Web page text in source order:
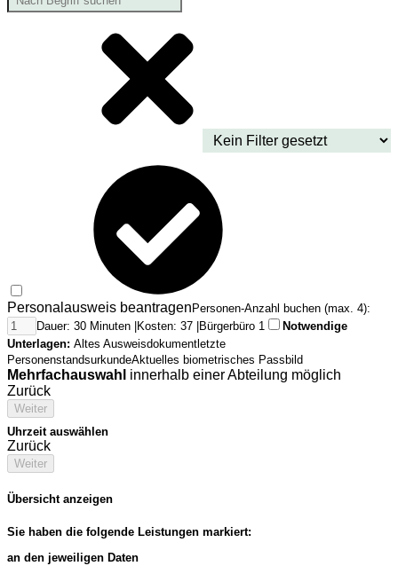
Personalausweis beantragenPersonen-Anzahl buchen (max. 4):
Dauer: 30 Minuten |Kosten: 37 |Bürgerbüro 1
Notwendige
Unterlagen: Altes Ausweisdokumentletzte
PersonenstandsurkundeAktuelles biometrisches Passbild
Mehrfachauswahl innerhalb einer Abteilung möglich
Zurück
Weiter
Uhrzeit auswählen
Zurück
Weiter
Übersicht anzeigen
Sie haben die folgende Leistungen markiert:
an den jeweiligen Daten